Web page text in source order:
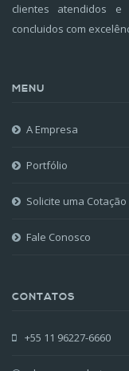
clientes atendidos
concluidos com
MENU
A Empresa
Portfólio
Solicite uma Cotação
Fale Conosco
CONTATOS
+55 11 96227-6660